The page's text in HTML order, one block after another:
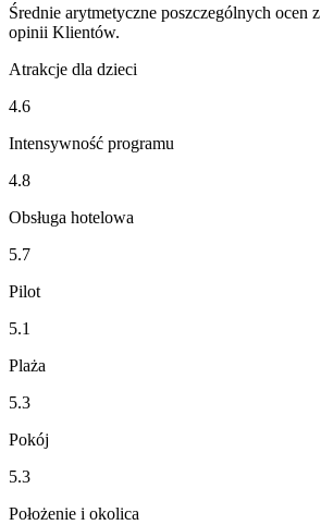
Średnie arytmetyczne poszczególnych ocen
opinii Klientów.
Atrakcje dla dzieci
4.6
Intensywność programu
4.8
Obsługa hotelowa
5.7
Pilot
5.1
Plaża
5.3
Pokój
5.3
Położenie i okolica